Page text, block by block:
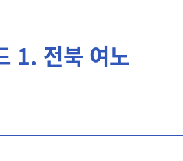
1. 전북 여노